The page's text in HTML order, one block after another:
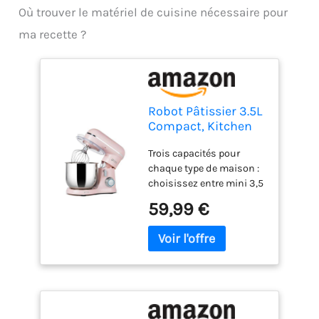
Où trouver le matériel de cuisine nécessaire pour
ma recette ?
Robot Pâtissier 3.5L
Compact, Kitchen
Vitesses + Pulse,
Léger 2,9 kg, Bol
Inox, 3 Accessoires,
Mini Robot Cuisine
Multifonction, Idéal
Pâtisserie Maison et
Débutant (Rose
Claire)
Trois capacités pour
chaque type de maison :
choisissez entre mini 3,5
ou les débutants, 5 l pour
les familles qui cuisinent
quotidiennement, ou 2
maximale. Un même
mixeur pétrisseur
59,99 €